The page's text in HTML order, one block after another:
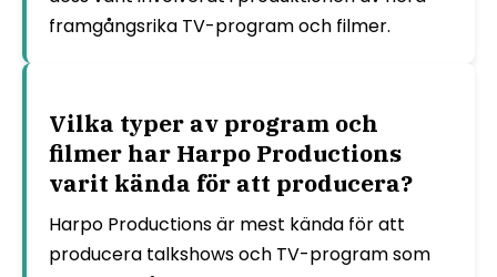
framgångsrika TV-program och filmer.
Vilka typer av program och
filmer har Harpo Productions
varit kända för att producera?
Harpo Productions är mest kända för att
producera talkshows och TV-program som